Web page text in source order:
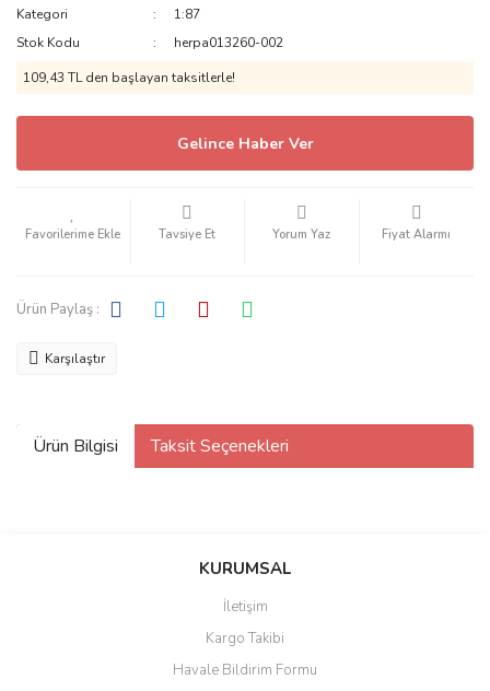
Kategori
1:87
Stok Kodu
herpa013260-002
109,43 TL den başlayan taksitlerle!
Gelince Haber Ver
Tavsiye Et Yorum Yaz Fiyat Alarmı
Ürün Paylaş :
Karşılaştır
Ürün Bilgisi Taksit Seçenekleri
KURUMSAL
İletişim
Kargo Takibi
Havale Bildirim Formu